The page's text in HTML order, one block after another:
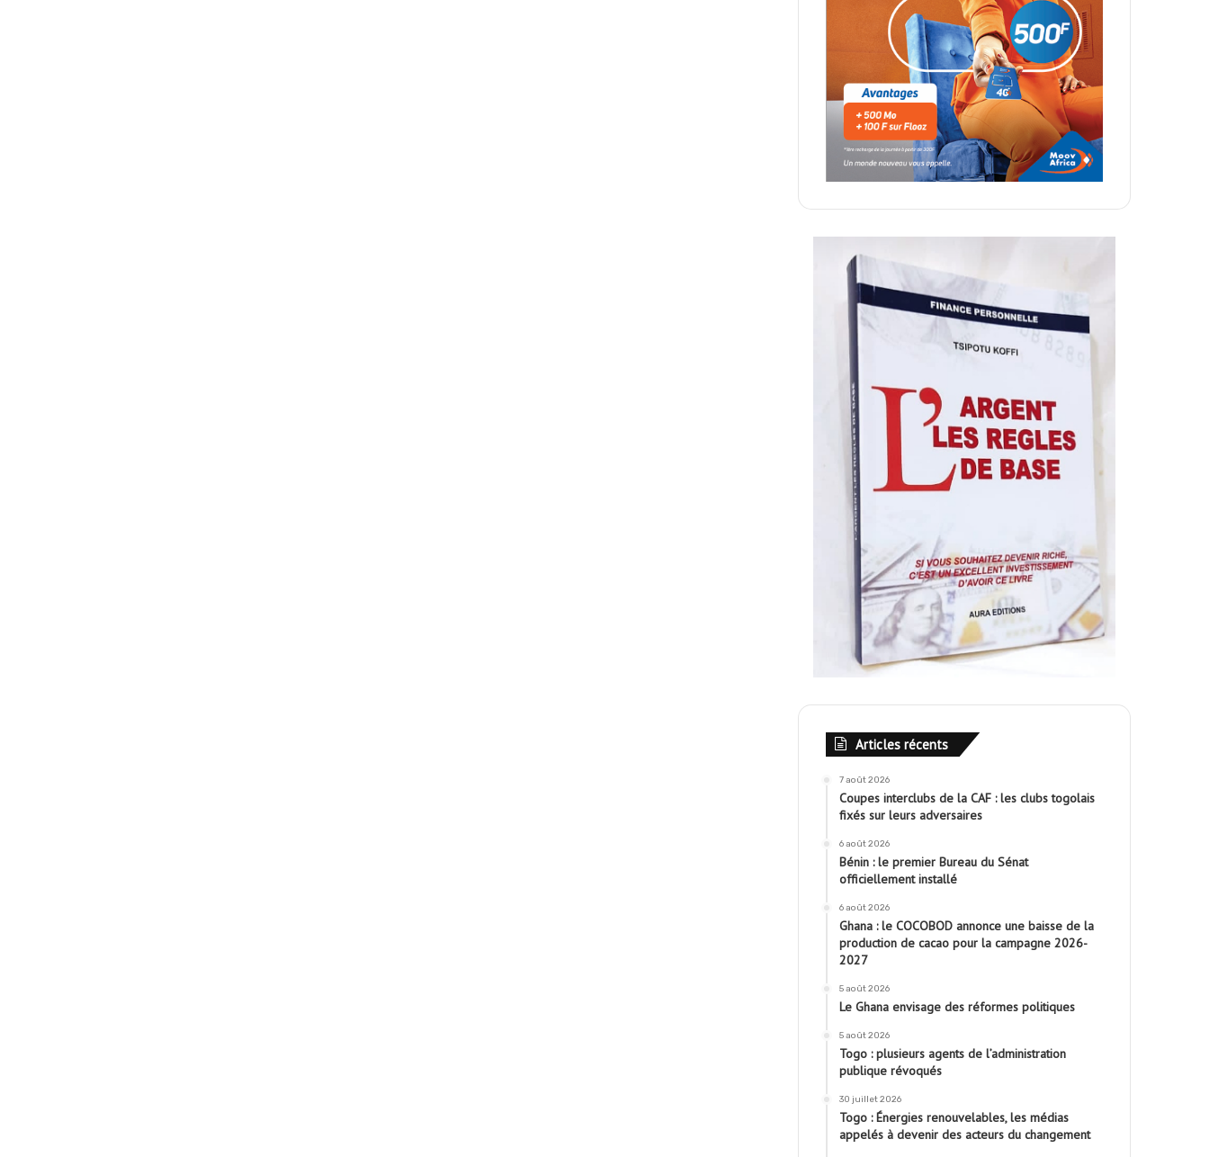
Articles récents
7 août 2026
Coupes interclubs de la CAF : les clubs togolais
fixés sur leurs adversaires
6 août 2026
Bénin : le premier Bureau du Sénat
officiellement installé
6 août 2026
Ghana : le COCOBOD annonce une baisse de la
production de cacao pour la campagne 2026-
2027
5 août 2026
Le Ghana envisage des réformes politiques
5 août 2026
Togo : plusieurs agents de l’administration
publique révoqués
30 juillet 2026
Togo : Énergies renouvelables, les médias
appelés à devenir des acteurs du changement